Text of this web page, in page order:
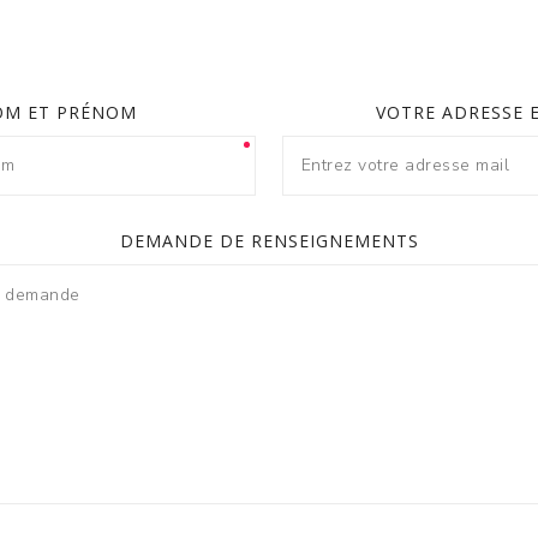
ET PRÉNOM VOTRE ADRESSE
DEMANDE DE RENSEIGNEMENTS